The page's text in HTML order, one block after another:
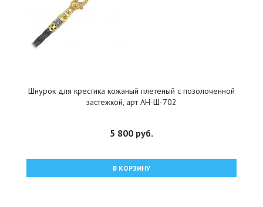
Шнурок для крестика кожаный плетеный с позолоченной
застежкой, арт АН-Ш-702
5 800 руб.
В КОРЗИНУ